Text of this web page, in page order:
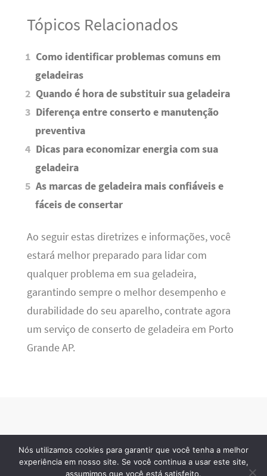
Tópicos Relacionados
Como identificar problemas comuns em
geladeiras
Quando é hora de substituir sua geladeira
Diferença entre conserto e manutenção
preventiva
Dicas para economizar energia com sua
geladeira
As marcas de geladeira mais confiáveis e
fáceis de consertar
Ao seguir estas diretrizes e informações, você
estará melhor preparado para lidar com
qualquer problema em sua geladeira,
garantindo sempre o melhor desempenho e
durabilidade do seu aparelho, contrate agora
um serviço de conserto de geladeira em Porto
Grande AP.
· 2026 © Todos os direitos reservados
Nós utilizamos cookies para garantir que você tenha a melhor
experiência em nosso site. Se você continua a usar este site,
assumimos que você está satisfeito.